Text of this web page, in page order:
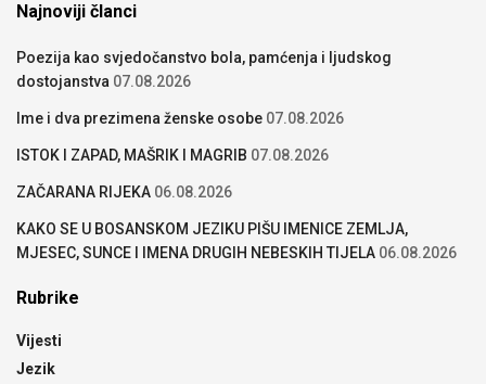
Najnoviji članci
Poezija kao svjedočanstvo bola, pamćenja i ljudskog
dostojanstva 07.08.2026
Ime i dva prezimena ženske osobe 07.08.2026
ISTOK I ZAPAD, MAŠRIK I MAGRIB 07.08.2026
ZAČARANA RIJEKA 06.08.2026
KAKO SE U BOSANSKOM JEZIKU PIŠU IMENICE ZEMLJA,
MJESEC, SUNCE I IMENA DRUGIH NEBESKIH TIJELA 06.08.2026
Rubrike
Vijesti
Jezik